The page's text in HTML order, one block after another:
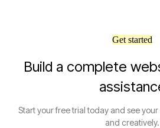
Get started
Build a complete
Start your free trial today and see
and creatively.